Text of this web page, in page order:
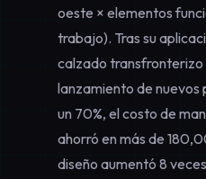
oeste × elementos
trabajo). Tras su
calzado transfronterizo
lanzamiento de nuevos
un 70%, el costo de
ahorró en más de
diseño aumentó 8